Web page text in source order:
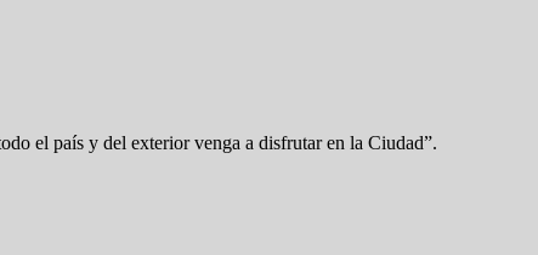
el país y del exterior venga a disfrutar en la Ciudad”.